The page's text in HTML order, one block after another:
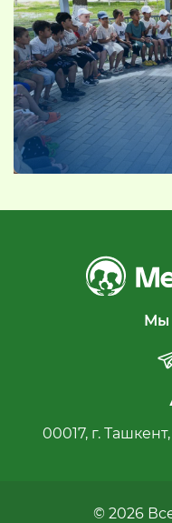
Мы
00017, г.
© 2026